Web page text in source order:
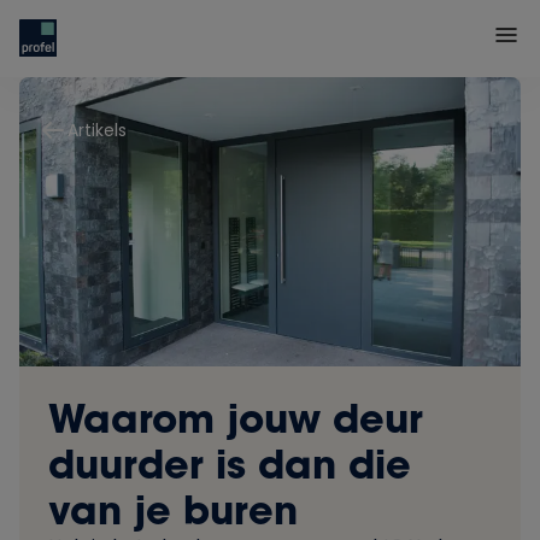
Artikels
Waarom jouw deur
duurder is dan die
van je buren